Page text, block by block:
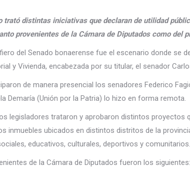
trató distintas iniciativas que declaran de utilidad
provenientes de la Cámara de Diputados como del
del Senado bonaerense fue el escenario donde se
y Vivienda, encabezada por su titular, el senador
de manera presencial los senadores Federico
Demaría (Unión por la Patria) lo hizo en forma remota.
legisladores trataron y aprobaron distintos proyectos
inmuebles ubicados en distintos distritos de la
educativos, culturales, deportivos y comunitarios.
de la Cámara de Diputados fueron los siguientes: